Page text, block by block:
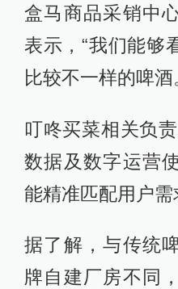
盒马商品采销中
表示，“我们能够
比较不一样的啤酒
叮咚买菜相关负
数据及数字运营
能精准匹配用户需
据了解，与传统
牌自建厂房不同